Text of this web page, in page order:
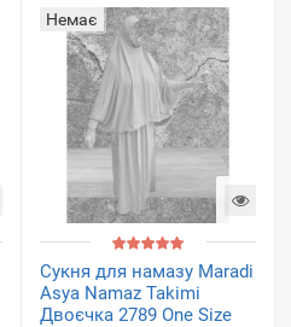
Немає
Сукня для намазу Maradi
Asya Namaz Takimi
Двоєчка 2789 One Size